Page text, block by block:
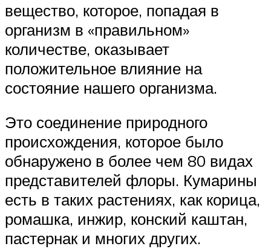
вещество, которое, попадая в
организм в «правильном»
количестве, оказывает
положительное влияние на
состояние нашего организма.
Это соединение природного
происхождения, которое было
обнаружено в более чем 80 видах
представителей флоры. Кумарины
есть в таких растениях, как корица,
ромашка, инжир, конский каштан,
пастернак и многих других.